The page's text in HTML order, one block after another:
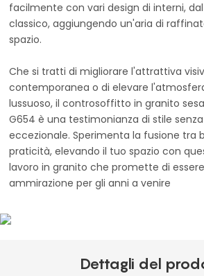
facilmente con vari design di interni,
classico, aggiungendo un'aria di
spazio.
Che si tratti di migliorare l'attrattiva
contemporanea o di elevare
lussuoso, il controsoffitto in granito
G654 è una testimonianza di stile
eccezionale. Sperimenta la fusione tra
praticità, elevando il tuo spazio con
lavoro in granito che promette di
ammirazione per gli anni a venire
Dettagli del